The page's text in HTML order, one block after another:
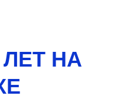
ЛЕТ НА